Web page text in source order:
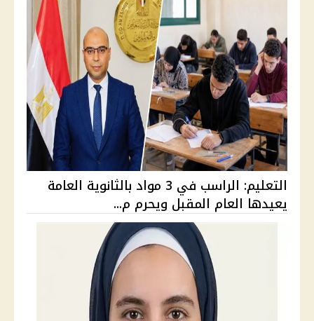
التعليم: الراسب في 3 مواد بالثانوية العامة
يعيدها العام المقبل ويحرم م...